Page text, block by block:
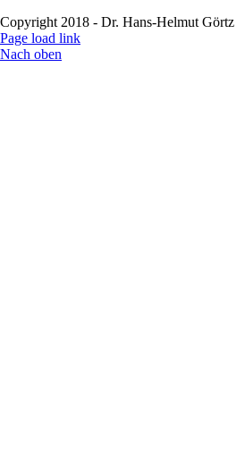
Copyright 2018 - Dr. Hans-Helmut Görtz
Page load link
Nach oben